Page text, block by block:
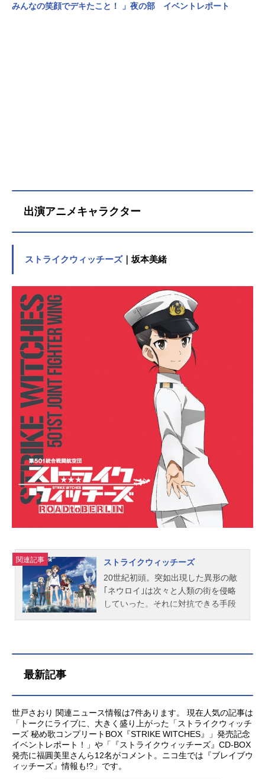
みんなの笑顔でデキたこと！ 」夜の部 イベントレポート
出演アニメキャラクター
ストライクウィッチーズ｜坂本美緒
関連記事
ストライクウィッチーズ
20世紀初頭。突如出現した異形の敵
｢ネウロイ｣は次々と人類の街を侵略
していった。それに対抗できる手段
いネウロイに戦いを挑む。ネウロイ
最前線ブリタニアに集められ組織さ
れた第501総合戦闘航空団。空を駆け
る戦乙女。救国の英雄。民衆の憧憬
と賞賛を一身に受けて戦う。彼女た
ちはいつしかこう呼ばれるようにな
っていた――｢ストライクウィッチー
ズ｣と。作品名ストライクウィッチー
最新記事
世戸さおり 関連ニュース情報は7件あります。 現在人気の記事は
「トークにライブに、大きく盛り上がった「ストライクウィッチ
ーズ 秘め歌コンプリートBOX『STRIKE WITCHES』」発売記念
イベントレポート！」や「『ストライクウィッチーズ』CD-BOX
発売に福圓美里さんら12名がコメント。ニコ生では『ブレイブウ
ィッチーズ』情報も!?」です。